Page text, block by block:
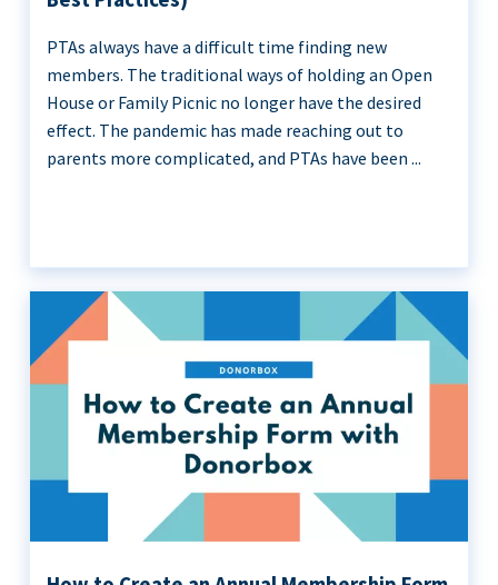
PTAs always have a difficult time finding new
members. The traditional ways of holding an Open
House or Family Picnic no longer have the desired
effect. The pandemic has made reaching out to
parents more complicated, and PTAs have been ...